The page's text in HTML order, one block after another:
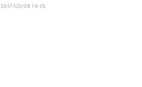
2017/03/08 19:05